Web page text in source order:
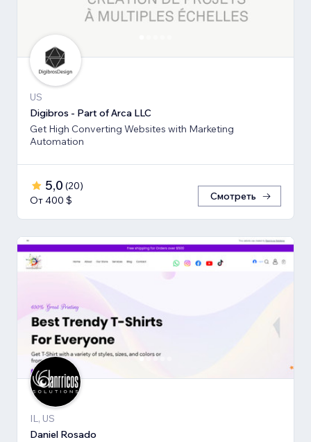
US
Digibros - Part of Arca LLC
Get High Converting Websites with Marketing
Automation
5,0 (20)
От 400 $
Смотреть
IL, US
Daniel Rosado